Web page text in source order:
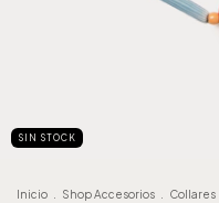
SIN STOCK
Inicio Shop Accesorios Collares